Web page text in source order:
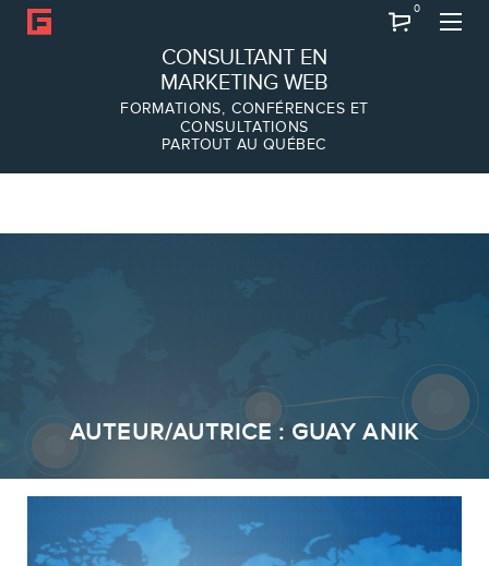
CONSULTANT EN
MARKETING WEB
FORMATIONS, CONFÉRENCES ET
CONSULTATIONS
PARTOUT AU QUÉBEC
0
À PROPOS
Équipe
SERVICES
Conférences
Formations marketing en ligne
Formations marketing de
groupe
AUTEUR/AUTRICE : GUAY ANIK